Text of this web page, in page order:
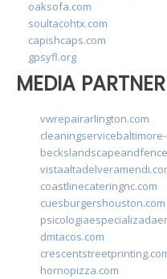
oaksofa.com
soultacohtx.com
capishcaps.com
gpsyfl.org
MEDIA
vwrepairarlington.com
coastlinecateringnc.com
cuesburgershouston.com
dmtacos.com
hornopizza.com